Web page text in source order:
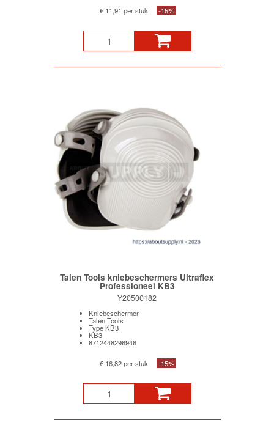
€ 11,91 per stuk -15%
Talen Tools kniebeschermers Ultraflex
Professioneel KB3
Y20500182
Kniebeschermer
Talen Tools
Type KB3
KB3
8712448296946
€ 16,82 per stuk -15%